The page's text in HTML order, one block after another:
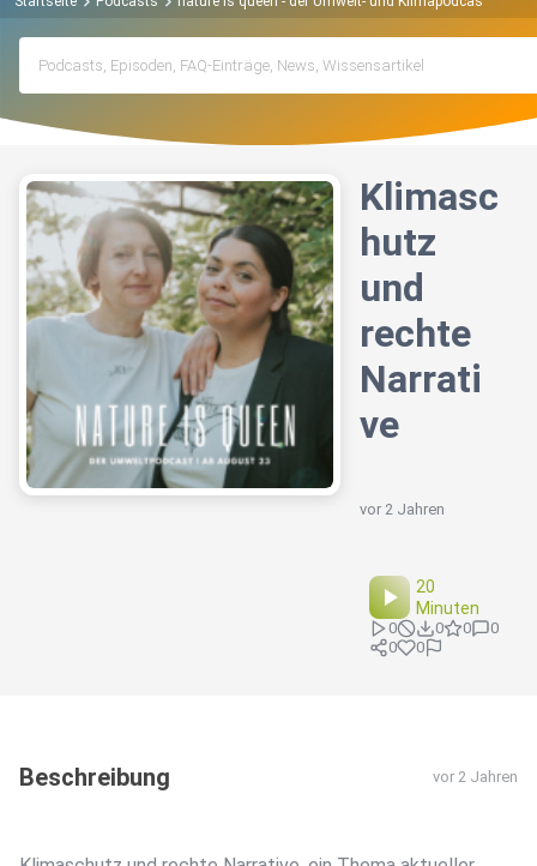
Klimasc
hutz
und
rechte
Narrati
ve
vor 2 Jahren
20
Minuten
0 0 0
0
0
0
Beschreibung vor 2 Jahren